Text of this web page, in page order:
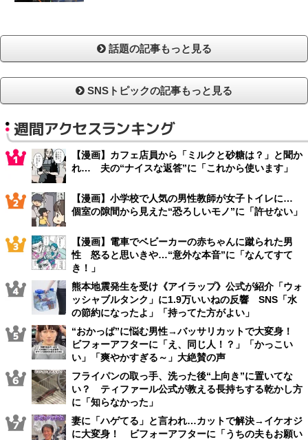
話題の記事もっと見る
SNSトピックの記事もっと見る
週間アクセスランキング
【漫画】カフェ店員から「ミルクと砂糖は？」と聞か
れ… 夫の“ナイスな返答”に「これから使います」
【漫画】小学校で人気の男性教師が女子トイレに…
個室の隙間から見えた“恐ろしいモノ”に「許せない」
【漫画】電車でベビーカーの赤ちゃんに蹴られた男
性 怒ると思いきや…“意外な本音”に「なんてすて
き！」
熊本地震発生を受け《アイラップ》公式が紹介「ウォ
ッシャブルタンク」に1.9万いいねの反響 SNS「水
の節約になったよ」「持ってた方がよい」
“おかっぱ”に悩む男性→バッサリカットで大変身！
ビフォーアフターに「え、同じ人！？」「かっこい
い」「爽やかすぎる～」大絶賛の声
フライパンの取っ手、洗った後“上向き”に置いてな
い？ ティファール公式が教える長持ちする乾かし方
に「知らなかった」
妻に「ハゲてる」と言われ…カットで解決→イケオジ
に大変身！ ビフォーアフターに「うちの夫もお願い